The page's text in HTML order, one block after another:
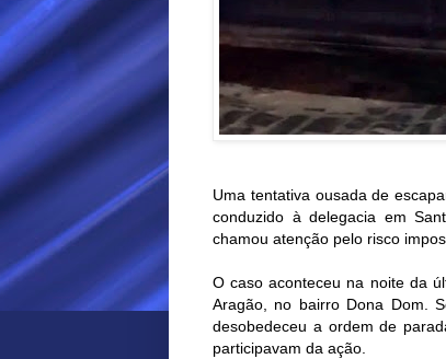
Uma tentativa ousada de
conduzido à delegacia em
chamou atenção pelo risco
O caso aconteceu na noite da
Aragão, no bairro Dona Dom.
desobedeceu a ordem de
participavam da ação.